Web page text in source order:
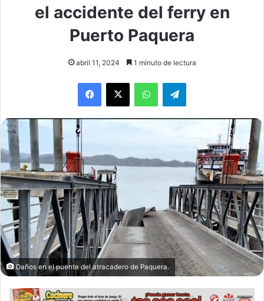
el accidente del ferry en
Puerto Paquera
abril 11, 2024 1 minuto de lectura
WhatsAppTelegram
Daños en el puente del atracadero de Paquera.